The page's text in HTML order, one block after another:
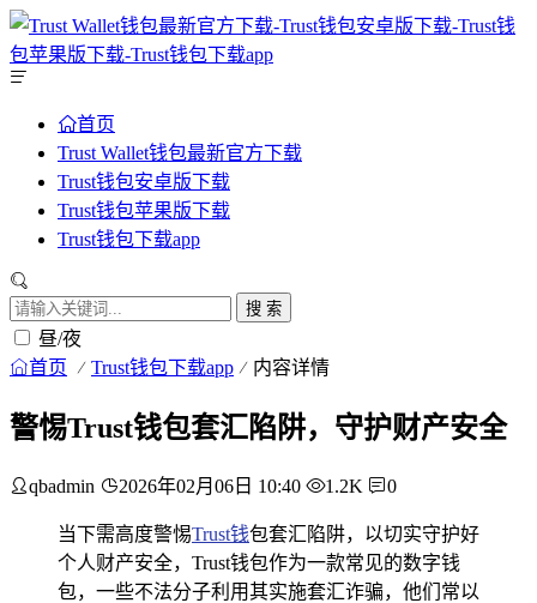
首页
Trust Wallet钱包最新官方下载
Trust钱包安卓版下载
Trust钱包苹果版下载
Trust钱包下载app
搜 索
昼/夜
首页 Trust钱包下载app 内容详情
警惕Trust钱包套汇陷阱，守护财产安全
qbadmin 2026年02月06日 10:40 1.2K 0
当下需高度警惕Trust钱包套汇陷阱，以切实守护好
个人财产安全，Trust钱包作为一款常见的数字钱
包，一些不法分子利用其实施套汇诈骗，他们常以